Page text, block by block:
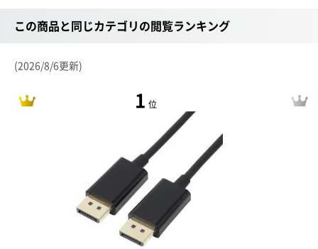
この商品と同じカテゴリの閲覧ランキング
(2026/8/6更新)
1 位